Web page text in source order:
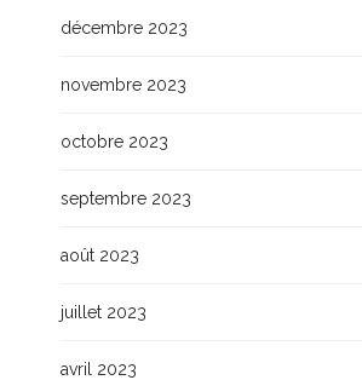
décembre 2023
novembre 2023
octobre 2023
septembre 2023
août 2023
juillet 2023
avril 2023